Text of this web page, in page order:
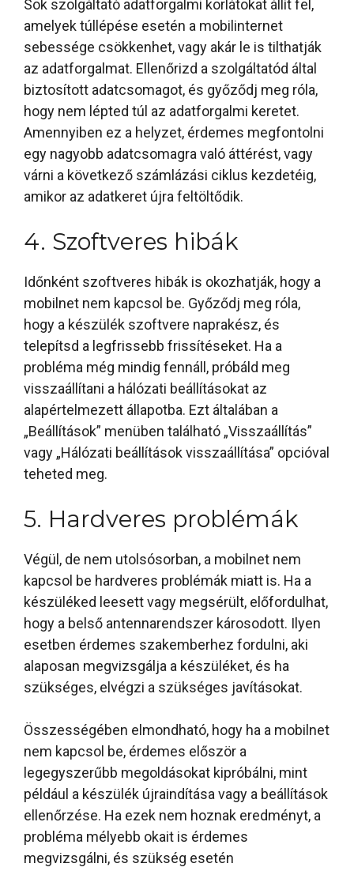
Sok szolgáltató adatforgalmi korlátokat állít fel,
amelyek túllépése esetén a mobilinternet
sebessége csökkenhet, vagy akár le is tilthatják
az adatforgalmat. Ellenőrizd a szolgáltatód által
biztosított adatcsomagot, és győződj meg róla,
hogy nem lépted túl az adatforgalmi keretet.
Amennyiben ez a helyzet, érdemes megfontolni
egy nagyobb adatcsomagra való áttérést, vagy
várni a következő számlázási ciklus kezdetéig,
amikor az adatkeret újra feltöltődik.
4. Szoftveres hibák
Időnként szoftveres hibák is okozhatják, hogy a
mobilnet nem kapcsol be. Győződj meg róla,
hogy a készülék szoftvere naprakész, és
telepítsd a legfrissebb frissítéseket. Ha a
probléma még mindig fennáll, próbáld meg
visszaállítani a hálózati beállításokat az
alapértelmezett állapotba. Ezt általában a
„Beállítások” menüben található „Visszaállítás”
vagy „Hálózati beállítások visszaállítása” opcióval
teheted meg.
5. Hardveres problémák
Végül, de nem utolsósorban, a mobilnet nem
kapcsol be hardveres problémák miatt is. Ha a
készüléked leesett vagy megsérült, előfordulhat,
hogy a belső antennarendszer károsodott. Ilyen
esetben érdemes szakemberhez fordulni, aki
alaposan megvizsgálja a készüléket, és ha
szükséges, elvégzi a szükséges javításokat.
Összességében elmondható, hogy ha a mobilnet
nem kapcsol be, érdemes először a
legegyszerűbb megoldásokat kipróbálni, mint
például a készülék újraindítása vagy a beállítások
ellenőrzése. Ha ezek nem hoznak eredményt, a
probléma mélyebb okait is érdemes
megvizsgálni, és szükség esetén